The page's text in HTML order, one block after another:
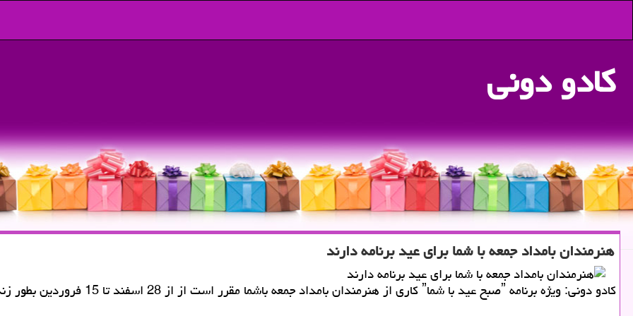
كادو دونی
هنرمندان بامداد جمعه با شما برای عید برنامه دارند
كادو دونی: ویژه برنامه ˮصبح عید با شماˮ كاری از هنرمندان بامداد جمعه باشما مقرر است از از 28 اسفند تا 15 فروردین بطور زنده برنامه داشته باشند.